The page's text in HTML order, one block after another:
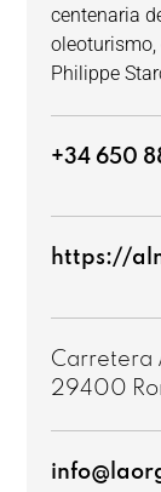
centenaria
Philippe
+34 650
https://
Carretera
29400